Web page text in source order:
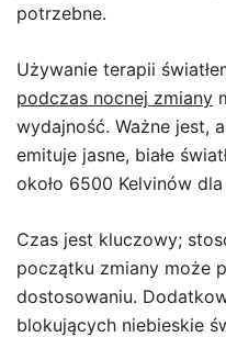
potrzebne.
Używanie terapii
podczas nocnej zmiany
wydajność. Ważne jest,
emituje jasne, białe
około 6500 Kelvinów
Czas jest kluczowy;
początku zmiany może
dostosowaniu.
blokujących niebieskie